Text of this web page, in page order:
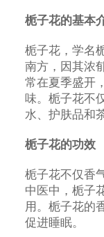
栀子花的基本
栀子花，学名
南方，因其浓
常在夏季盛开
味。栀子花不
水、护肤品和
栀子花的功效
栀子花不仅香
中医中，栀子
用。栀子花的
促进睡眠。